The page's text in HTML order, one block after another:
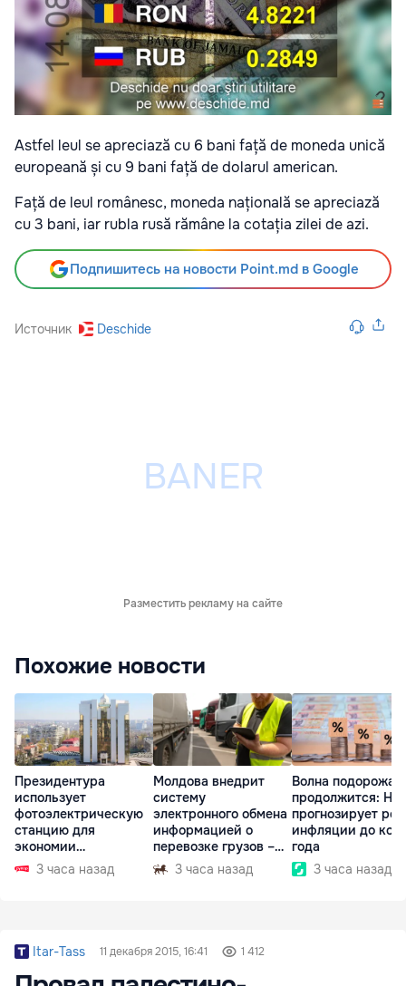
Astfel leul se apreciază cu 6 bani față de moneda unică
europeană și cu 9 bani față de dolarul american.
Față de leul românesc, moneda națională se apreciază
cu 3 bani, iar rubla rusă rămâne la cotația zilei de azi.
Подпишитесь на новости Point.md в Google
Источник Deschide
Разместить рекламу на сайте
Похожие новости
Президентура
использует
фотоэлектрическую
станцию для
экономии
электроэнергии
3 часа назад
Молдова внедрит
систему
электронного обмена
информацией о
перевозке грузов –
eFTI3 часа назад
Волна
продолжится:
прогнозирует
инфляции до
года
3 часа назад
Itar-Tass 11 декабря 2015, 16:41 1 412